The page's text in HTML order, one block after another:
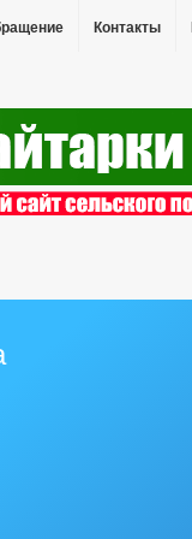
Контакты